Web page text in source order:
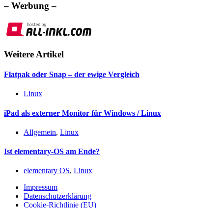
– Werbung –
Weitere Artikel
Flatpak oder Snap – der ewige Vergleich
Linux
iPad als externer Monitor für Windows / Linux
Allgemein, Linux
Ist elementary-OS am Ende?
elementary OS, Linux
Impressum
Datenschutzerklärung
Cookie-Richtlinie (EU)